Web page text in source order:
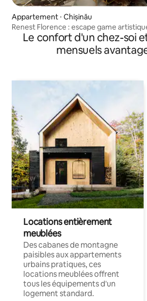
Appartement ⋅ Chișinău
Renest Florence : escape game
Le confort d'un chez-soi
mensuels
Locations entièrement
meublées
Des cabanes de montagne
paisibles aux appartements
urbains pratiques, ces
locations meublées offrent
tous les équipements d'un
logement standard.